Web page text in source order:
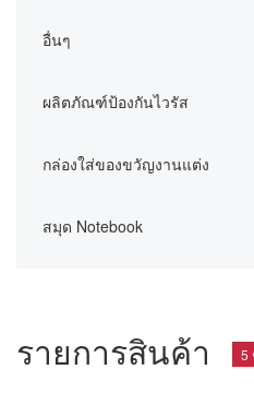
อื่นๆ
ผลิตภัณฑ์ป้องกันไวรัส
กล่องใส่ของขวัญงานแต่ง
สมุด Notebook
รายการสินค้า 5